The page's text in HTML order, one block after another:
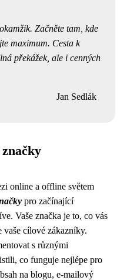
Začněte tam, kde
maximum. Cesta k
překážek, ale i cenných
Jan Sedlák
online a offline světem
pro začínající
Vaše značka je to, co vás
vaše cílové zákazníky.
s různými
co funguje nejlépe pro
na blogu, e-mailový